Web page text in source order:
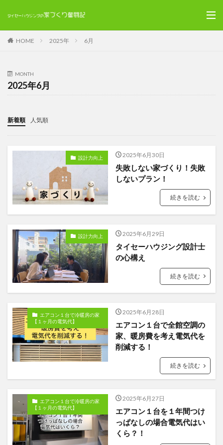
HOME 2025年 6月
MONTH
2025年6月
新着順 人気順
設計力向上 2025年6月30日
失敗しない家づくり！失敗
しないプラン！
続きを読む
設計力向上 2025年6月29日
タイセーハウジング設計士
の心構え
続きを読む
エアコン１台で冷暖房の家
【１ヶ月の電気代】
2025年6月28日
エアコン１台で全館空調の
家、暖房費を考え電気代を
削減する！
続きを読む
エアコン１台で冷暖房の家
【１ヶ月の電気代】
2025年6月27日
エアコン１台を１年間つけ
っぱなしの場合電気代はい
くら？！